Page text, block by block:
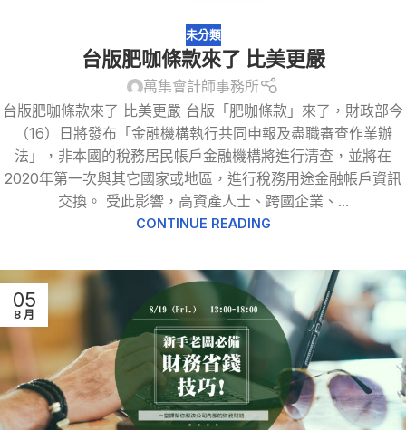
未分類
台版肥咖條款來了 比美更嚴
萬集會計師事務所
台版肥咖條款來了 比美更嚴 台版「肥咖條款」來了，財政部今
（16）日將發布「金融機構執行共同申報及盡職審查作業辦
法」，非本國的稅務居民帳戶金融機構將進行清查，並將在
2020年第一次與其它國家或地區，進行稅務用途金融帳戶資訊
交換。 受此影響，高資產人士、跨國企業、...
CONTINUE READING
05
8 月